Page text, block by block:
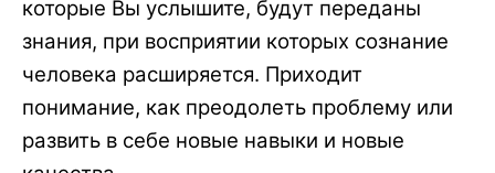
которые Вы услышите, будут переданы
знания, при восприятии которых сознание
человека расширяется. Приходит
понимание, как преодолеть проблему или
развить в себе новые навыки и новые